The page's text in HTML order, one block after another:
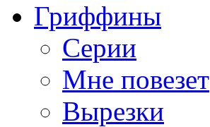
Гриффины
Серии
Мне повезет
Вырезки